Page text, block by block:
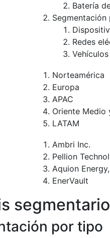
Batería
Redes
Norteamérica
Europa
APAC
Oriente Medio
LATAM
Ambri Inc.
Pellion
Aquion
EnerVault
segmentario
por tipo